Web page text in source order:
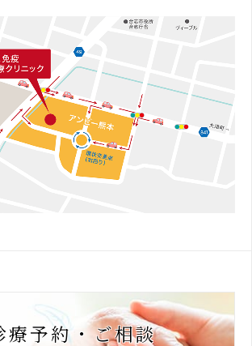
療予約・ご相談